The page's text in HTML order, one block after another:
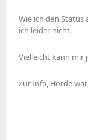
Wie ich den Status
ich leider nicht.
Vielleicht kann mir
Zur Info, Horde